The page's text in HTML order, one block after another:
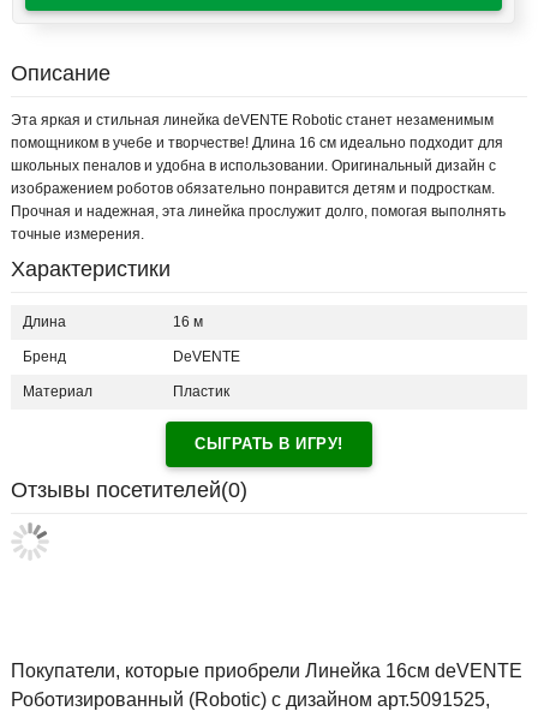
Описание
Эта яркая и стильная линейка deVENTE Robotic станет незаменимым
помощником в учебе и творчестве! Длина 16 см идеально подходит для
школьных пеналов и удобна в использовании. Оригинальный дизайн с
изображением роботов обязательно понравится детям и подросткам.
Прочная и надежная, эта линейка прослужит долго, помогая выполнять
точные измерения.
Характеристики
Длина 16 м
Бренд DeVENTE
Материал Пластик
СЫГРАТЬ В ИГРУ!
Отзывы посетителей(0)
Покупатели, которые приобрели Линейка 16см deVENTE
Роботизированный (Robotic) с дизайном арт.5091525,